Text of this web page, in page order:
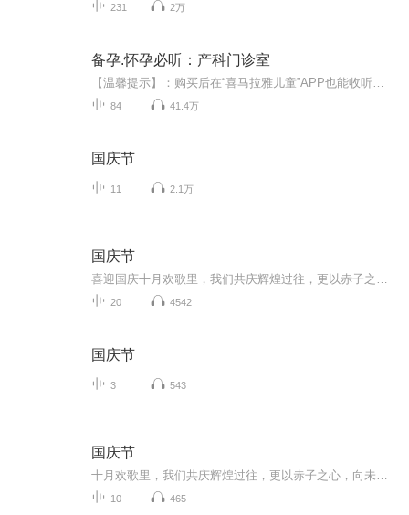
231 2万
备孕.怀孕必听：产科门诊室
84 41.4万
国庆节
11 2.1万
国庆节
20 4542
国庆节
3 543
国庆节
10 465